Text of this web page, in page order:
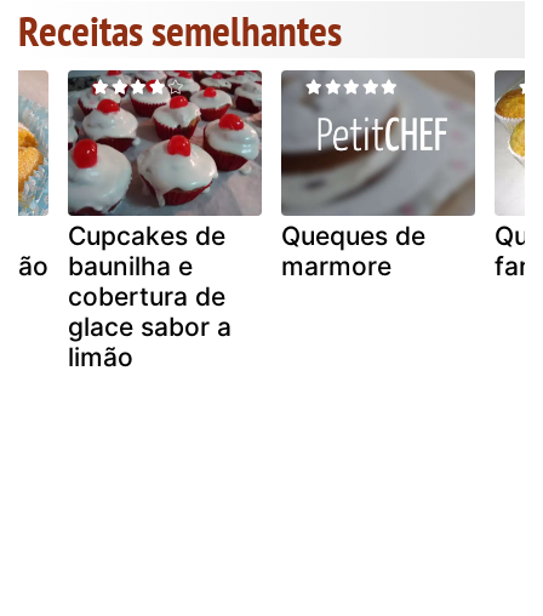
Receitas semelhantes
Cupcakes de
baunilha e
cobertura de
glace sabor a
limão
Queques de
marmore